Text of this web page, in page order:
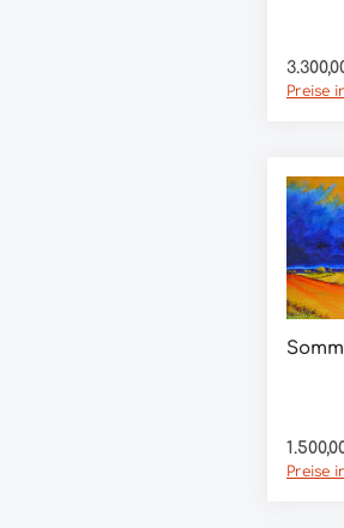
Preise
Preise